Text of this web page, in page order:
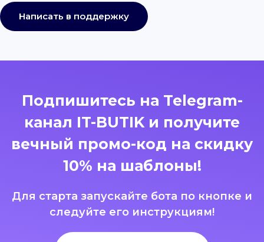
Написать в поддержку
Подпишитесь на Telegram-
канал IT-BUTIK и получите
вечный промо-код на скидку
10% на шаблоны!
Для старта запускайте бота по кнопке и
следуйте его инструкциям!